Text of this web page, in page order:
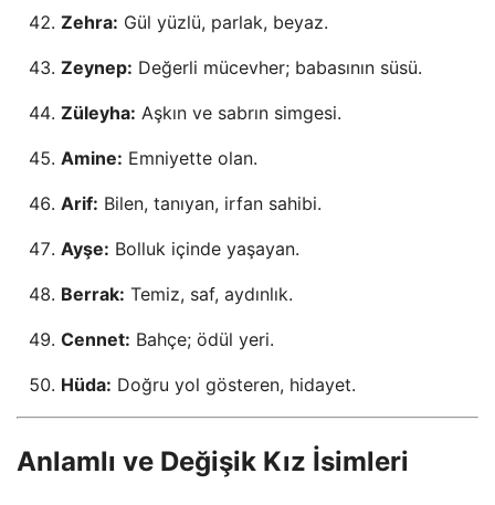
Zehra: Gül yüzlü, parlak, beyaz.
Zeynep: Değerli mücevher; babasının süsü.
Züleyha: Aşkın ve sabrın simgesi.
Amine: Emniyette olan.
Arif: Bilen, tanıyan, irfan sahibi.
Ayşe: Bolluk içinde yaşayan.
Berrak: Temiz, saf, aydınlık.
Cennet: Bahçe; ödül yeri.
Hüda: Doğru yol gösteren, hidayet.
Anlamlı ve Değişik Kız İsimleri